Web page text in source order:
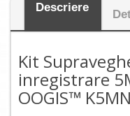
Descriere
Kit
inregistrare
OOGIS™